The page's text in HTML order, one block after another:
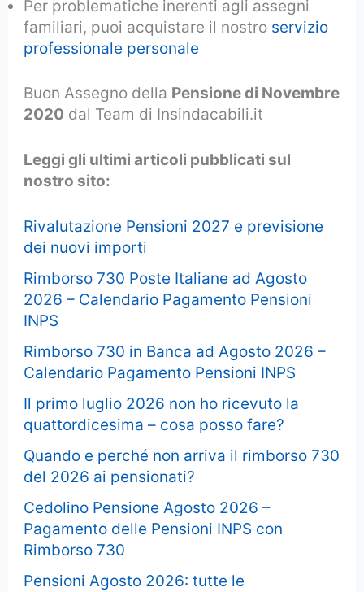
Per problematiche inerenti agli assegni
familiari, puoi acquistare il nostro servizio
professionale personale
Buon Assegno della Pensione di Novembre
2020 dal Team di Insindacabili.it
Leggi gli ultimi articoli pubblicati sul
nostro sito:
Rivalutazione Pensioni 2027 e previsione
dei nuovi importi
Rimborso 730 Poste Italiane ad Agosto
2026 – Calendario Pagamento Pensioni
INPS
Rimborso 730 in Banca ad Agosto 2026 –
Calendario Pagamento Pensioni INPS
Il primo luglio 2026 non ho ricevuto la
quattordicesima – cosa posso fare?
Quando e perché non arriva il rimborso 730
del 2026 ai pensionati?
Cedolino Pensione Agosto 2026 –
Pagamento delle Pensioni INPS con
Rimborso 730
Pensioni Agosto 2026: tutte le